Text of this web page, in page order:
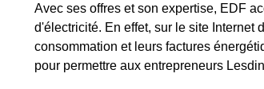
Avec ses offres et son expertise, EDF
d'électricité. En effet, sur le site Internet
consommation et leurs factures
pour permettre aux entrepreneurs